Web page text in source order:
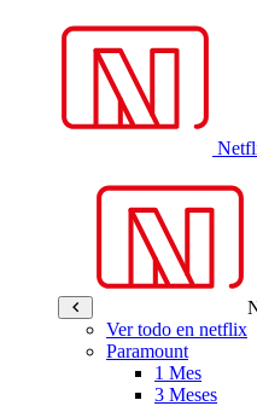
Ver todo en netflix
Paramount
1 Mes
3 Meses